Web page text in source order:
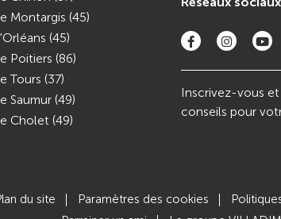
Montargis (45)
(45)
Poitiers (86)
Tours (37)
Saumur (49)
Cholet (49)
Inscrivez-vous
conseils pour
du site Paramètres des cookies